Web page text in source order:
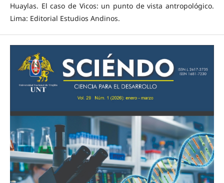
Huaylas. El caso de Vicos: un punto de vista antropológico.
Lima: Editorial Estudios Andinos.